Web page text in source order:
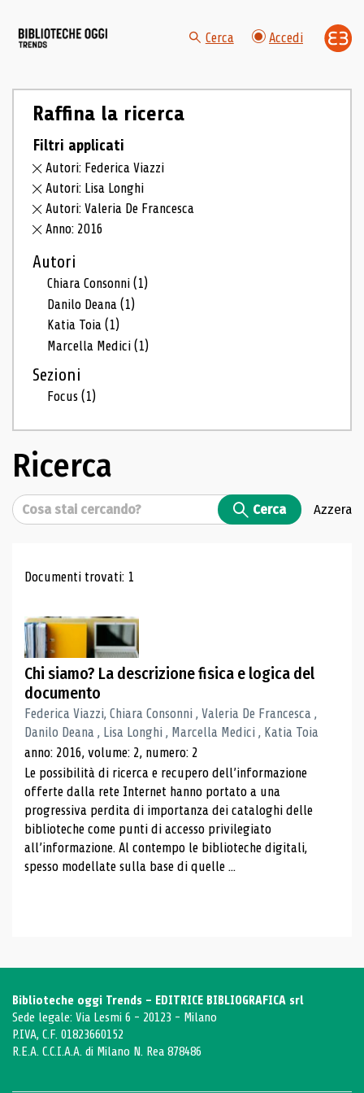
Cerca Accedi
Raffina la ricerca
Filtri applicati
Autori: Federica Viazzi
Autori: Lisa Longhi
Autori: Valeria De Francesca
Anno: 2016
Autori
Chiara Consonni(1)
Danilo Deana(1)
Katia Toia(1)
Marcella Medici(1)
Sezioni
Focus(1)
Ricerca
Cerca Cerca Azzera
Risultati di ricerca
Documenti trovati: 1
Chi siamo? La descrizione fisica e logica del
documento
Federica Viazzi, Chiara Consonni , Valeria De Francesca ,
Danilo Deana , Lisa Longhi , Marcella Medici , Katia Toia
anno: 2016, volume: 2, numero: 2
Le possibilità di ricerca e recupero dell’informazione
offerte dalla rete Internet hanno portato a una
progressiva perdita di importanza dei cataloghi delle
biblioteche come punti di accesso privilegiato
all’informazione. Al contempo le biblioteche digitali,
spesso modellate sulla base di quelle ...
Biblioteche oggi Trends - EDITRICE BIBLIOGRAFICA srl
Sede legale: Via Lesmi 6 - 20123 - Milano
P.IVA, C.F. 01823660152
R.E.A. C.C.I.A.A. di Milano N. Rea 878486